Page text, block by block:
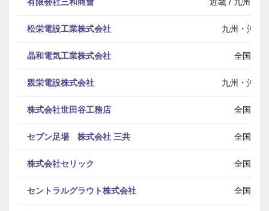
松栄電設工業株式会社 九州・沖縄
晶和電気工業株式会社 全国
親栄電設株式会社 九州・沖縄
株式会社世田谷工務店 全国
セブン足場 株式会社 三共 全国
株式会社セリック 全国
セントラルグラウト株式会社 全国